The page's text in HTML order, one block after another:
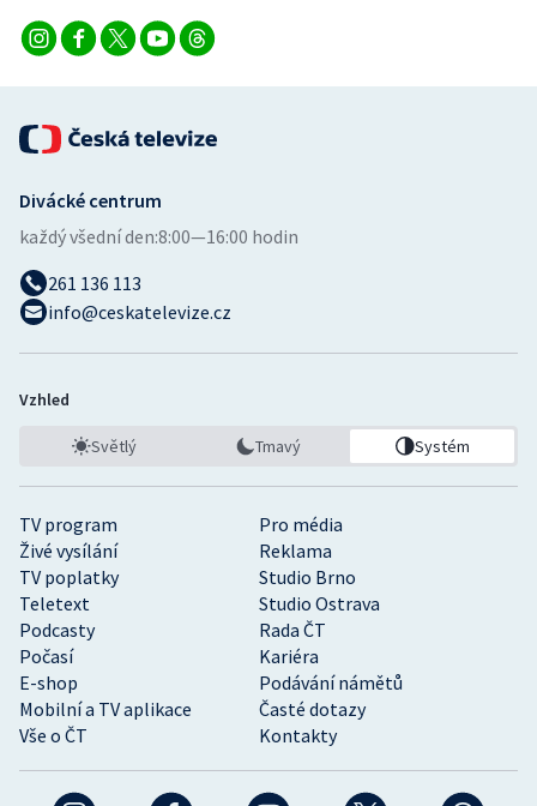
Ostatní
TV program
Pro média
Živé vysílání
Reklama
TV poplatky
Studio Brno
Teletext
Studio Ostrava
Podcasty
Rada ČT
Počasí
Kariéra
E-shop
Podávání námětů
Mobilní a TV aplikace
Časté dotazy
Vše o ČT
Kontakty
Divácké centrum
každý všední den:8:00—16:00 hodin
261 136 113
info@ceskatelevize.cz
Vzhled
Světlý Tmavý Systém